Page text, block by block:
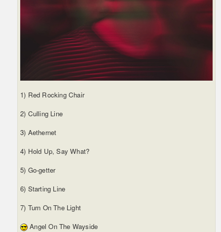
1) Red Rocking Chair
2) Culling Line
3) Aethernet
4) Hold Up, Say What?
5) Go-getter
6) Starting Line
7) Turn On The Light
Angel On The Wayside